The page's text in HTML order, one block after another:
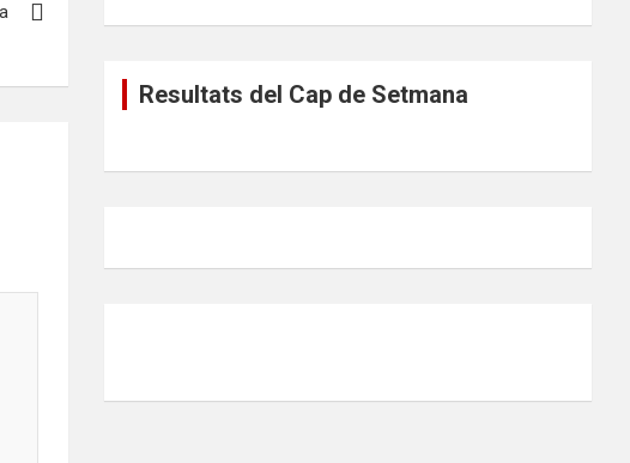
Resultats del Cap de Setmana